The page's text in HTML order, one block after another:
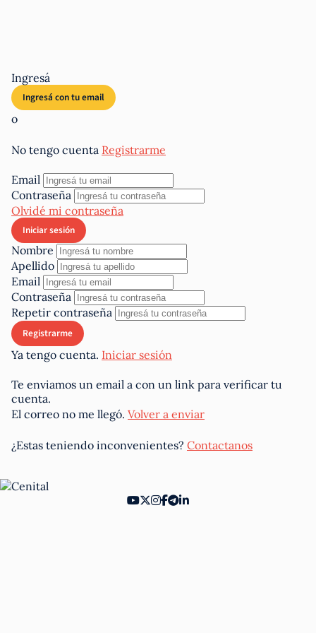
Ingresá
o
No tengo cuenta Registrarme
Email
Contraseña
Olvidé mi contraseña
Nombre
Apellido
Email
Contraseña
Repetir contraseña
Ya tengo cuenta. Iniciar sesión
Te enviamos un email a con un link para verificar tu
cuenta.
El correo no me llegó. Volver a enviar
¿Estas teniendo inconvenientes? Contactanos